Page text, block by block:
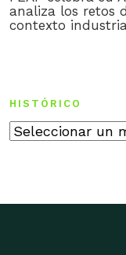
analiza los retos
contexto
HISTÓRICO
Histórico